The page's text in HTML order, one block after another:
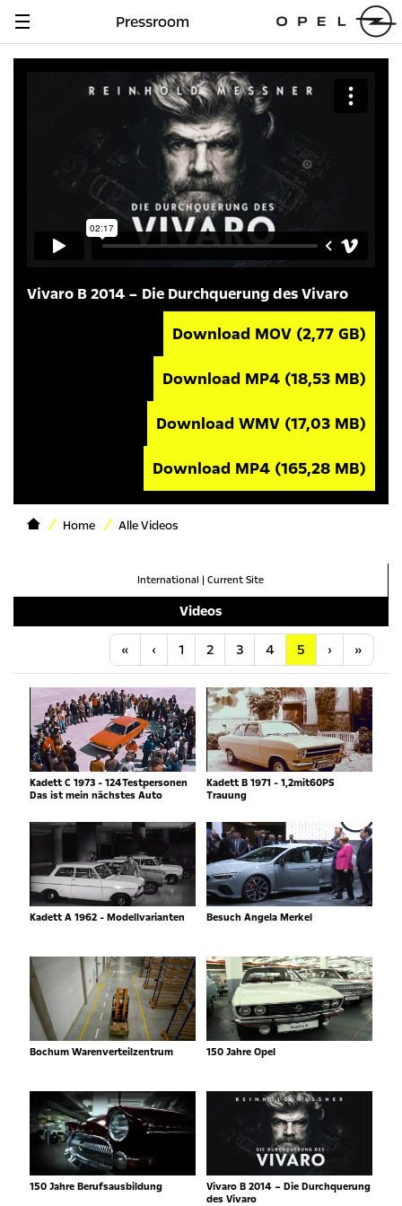
Navigation
Pressroom
Vivaro B 2014 – Die Durchquerung des Vivaro
Download MOV (2,77 GB)
Download MP4 (18,53 MB)
Download WMV (17,03 MB)
Download MP4 (165,28 MB)
Home Alle Videos
International | Current Site
Videos
« Anfang
‹ Vorherige
1 2 3 4 5 ›Nächste
»
Kadett C 1973 - 124Testpersonen
Das ist mein nächstes Auto
Kadett B 1971 - 1,2mit60PS
Trauung
Kadett A 1962 - Modellvarianten Besuch Angela Merkel
Bochum Warenverteilzentrum 150 Jahre Opel
150 Jahre Berufsausbildung
Vivaro B 2014 – Die Durchquerung
des Vivaro